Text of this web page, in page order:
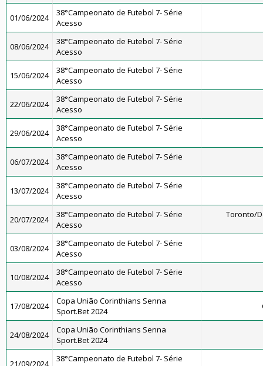
01/06/2024
38°Campeonato de Futebol 7- Série
Acesso
08/06/2024
38°Campeonato de Futebol 7- Série
Acesso
15/06/2024
38°Campeonato de Futebol 7- Série
Acesso
22/06/2024
38°Campeonato de Futebol 7- Série
Acesso
29/06/2024
38°Campeonato de Futebol 7- Série
Acesso
06/07/2024
38°Campeonato de Futebol 7- Série
Acesso
13/07/2024
38°Campeonato de Futebol 7- Série
Acesso
20/07/2024
38°Campeonato de Futebol 7- Série
Acesso
Toronto/
03/08/2024
38°Campeonato de Futebol 7- Série
Acesso
10/08/2024
38°Campeonato de Futebol 7- Série
Acesso
17/08/2024
Copa União Corinthians Senna
Sport.Bet 2024
24/08/2024
Copa União Corinthians Senna
Sport.Bet 2024
21/09/2024
38°Campeonato de Futebol 7- Série